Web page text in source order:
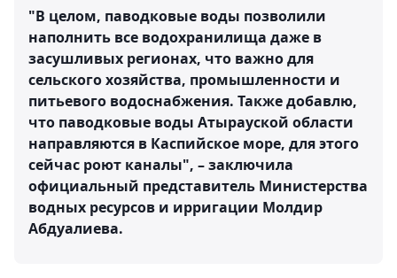
"В целом, паводковые воды позволили
наполнить все водохранилища даже в
засушливых регионах, что важно для
сельского хозяйства, промышленности и
питьевого водоснабжения. Также добавлю,
что паводковые воды Атырауской области
направляются в Каспийское море, для этого
сейчас роют каналы", – заключила
официальный представитель Министерства
водных ресурсов и ирригации Молдир
Абдуалиева.